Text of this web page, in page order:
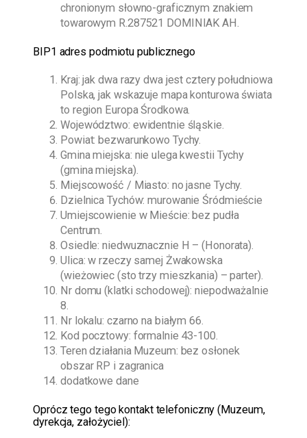
chronionym słowno-graficznym znakiem
towarowym R.287521 DOMINIAK AH.
BIP1 adres podmiotu publicznego
Kraj: jak dwa razy dwa jest cztery południowa
Polska, jak wskazuje mapa konturowa świata
to region Europa Środkowa.
Województwo: ewidentnie śląskie.
Powiat: bezwarunkowo Tychy.
Gmina miejska: nie ulega kwestii Tychy
(gmina miejska).
Miejscowość / Miasto: no jasne Tychy.
Dzielnica Tychów: murowanie Śródmieście
Umiejscowienie w Mieście: bez pudła
Centrum.
Osiedle: niedwuznacznie H – (Honorata).
Ulica: w rzeczy samej Żwakowska
(wieżowiec (sto trzy mieszkania) – parter).
Nr domu (klatki schodowej): niepodważalnie
8.
Nr lokalu: czarno na białym 66.
Kod pocztowy: formalnie 43-100.
Teren działania Muzeum: bez osłonek
obszar RP i zagranica
dodatkowe dane
Oprócz tegotego kontakt telefoniczny (Muzeum,
dyrekcja, założyciel):